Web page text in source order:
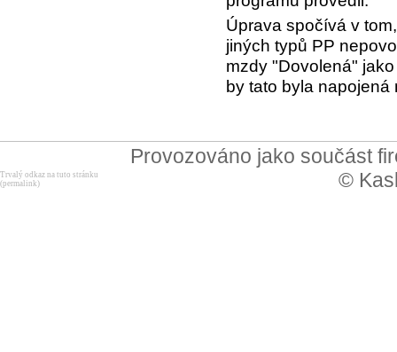
Úprava spočívá v
jiných typů PP
mzdy "Dovolená"
by tato byla
Provozováno jako součást
©
Trvalý odkaz na tuto stránku
(permalink)